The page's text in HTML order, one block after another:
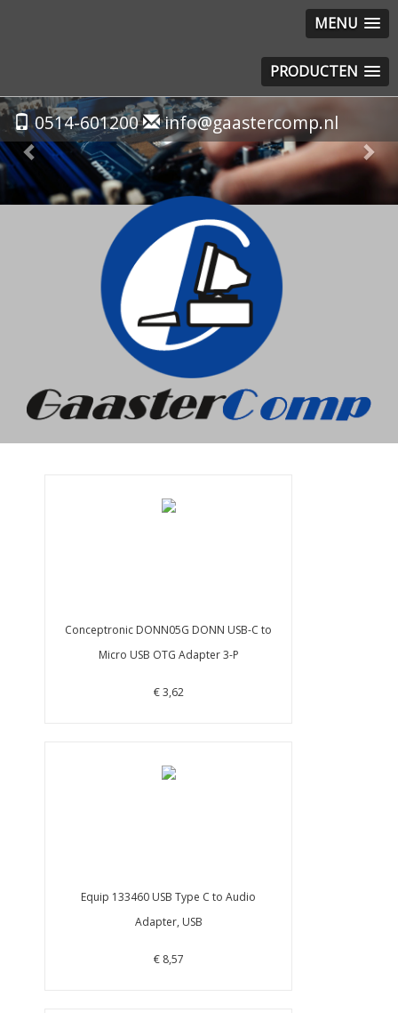
MENU
PRODUCTEN
0514-601200 info@gaastercomp.nl
Previous
Conceptronic DONN05G DONN USB-C to
Micro USB OTG Adapter 3-P
€ 3,62
Equip 133460 USB Type C to Audio
Adapter, USB
€ 8,57